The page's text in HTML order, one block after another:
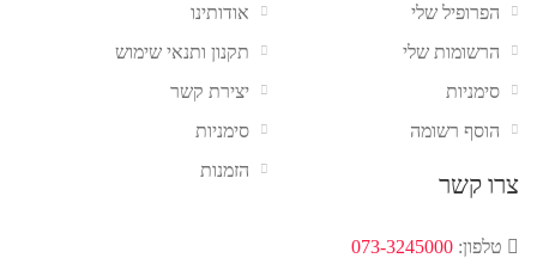
אודותינו
תקנון ותנאי שימוש
יצירת קשר
סימניות
הזמנות
הפרופיל שלי
הרשומות שלי
סימניות
הוסף רשומה
צרו קשר
טלפון: 073-3245000